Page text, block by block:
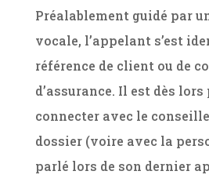
Préalablement guidé par
vocale, l’appelant s’est
référence de client ou de
d’assurance. Il est dès
connecter avec le
dossier (voire avec la
parlé lors de son dernier